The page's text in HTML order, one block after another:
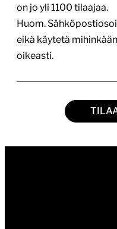
on jo yli 1100 tilaajaa.
Huom.
eikä käytetä
oikeasti.